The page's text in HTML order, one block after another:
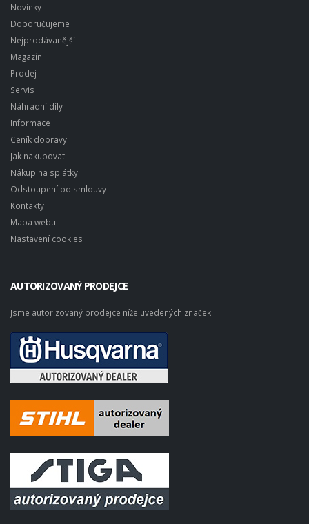
Novinky
Doporučujeme
Nejprodávanější
Magazín
Prodej
Servis
Náhradní díly
Informace
Ceník dopravy
Jak nakupovat
Nákup na splátky
Odstoupení od smlouvy
Kontakty
Mapa webu
Nastavení cookies
AUTORIZOVANÝ PRODEJCE
Jsme autorizovaný prodejce níže uvedených značek: